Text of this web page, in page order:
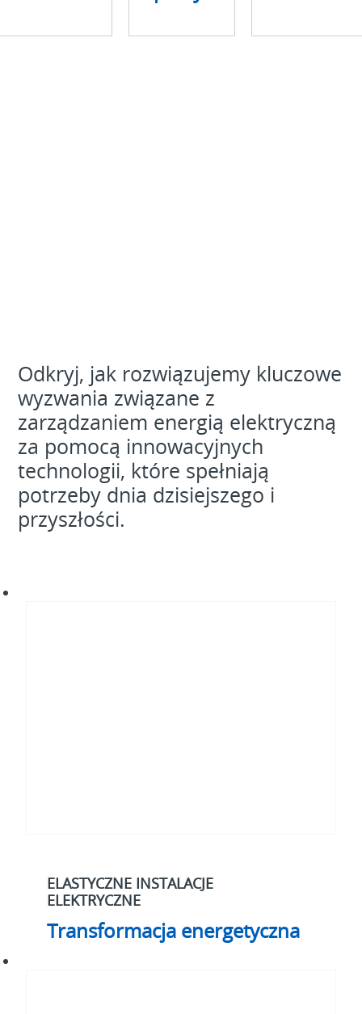
Odkryj, jak rozwiązujemy kluczowe
wyzwania związane z
zarządzaniem energią elektryczną
za pomocą innowacyjnych
technologii, które spełniają
potrzeby dnia dzisiejszego i
przyszłości.
ELASTYCZNE INSTALACJE
ELEKTRYCZNE
Transformacja energetyczna